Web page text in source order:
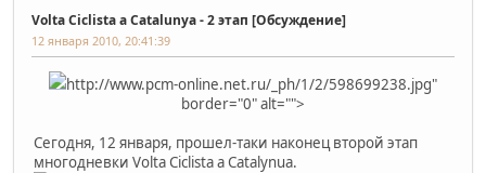
Volta Ciclista a Catalunya - 2 этап [Обсуждение]
12 января 2010, 20:41:39
http://www.pcm-online.net.ru/_ph/1/2/598699238.jpg"
border="0" alt="">
Сегодня, 12 января, прошел-таки наконец второй этап
многодневки Volta Ciclista a Catalynua.